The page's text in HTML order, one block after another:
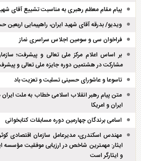
پیام مقام معظم رهبری به مناسبت تشییع آقای
ویدیو/ بدرقه آقای شهید ایران، راهپیمایی اربعین
فراخوان سی و سومین اجلاس سراسری نماز
بر اساس اعلام مرکز ملی تعالی و پیشرفت؛
مشارکت در هشتمین دوره جایزه ملی تعالی و
تاسوعا و عاشورای حسینی تسلیت و تعزیت باد
متن پیام رهبر انقلاب اسلامی خطاب به ملت ایران
ایران و امریکا
اسامی برندگان چهارمین دوره مسابقات کتابخوانی
مهندس اسکندری، مدیرعامل سازمان اقتصادی
ایثار: مهمترین شاخص در ارزیابی موفقیت مؤسسه
و ایثارگر است